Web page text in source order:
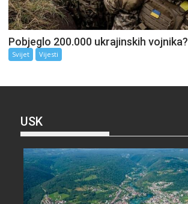
Pobjeglo 200.000 ukrajinskih vojnika?
Svijet Vijesti
USK